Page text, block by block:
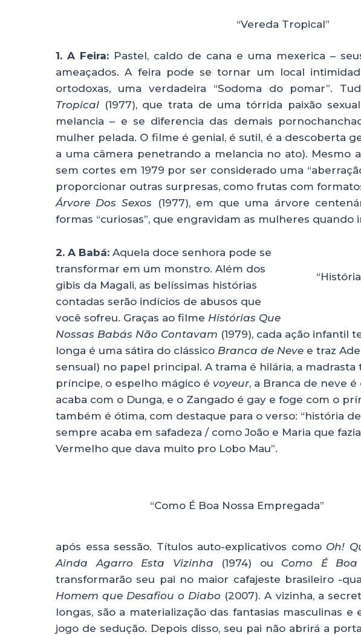
“Vereda Tropical”
1. A Feira: Pastel, caldo de cana e uma mexerica –
ameaçados. A feira pode se tornar um local
ortodoxas, uma verdadeira “Sodoma do pomar”.
Tropical (1977), que trata de uma tórrida paixão
melancia – e se diferencia das demais
mulher pelada. O filme é genial, é sutil, é a descoberta
a uma câmera penetrando a melancia no ato). Mesmo
sem cortes em 1979 por ser considerado uma
proporcionar outras surpresas, como frutas com
Árvore Dos Sexos (1977), em que uma árvore
formas “curiosas”, que engravidam as mulheres quando
2. A Babá: Aquela doce senhora pode se
transformar em um monstro. Além dos
gibis da Magali, as belíssimas histórias
contadas serão indícios de abusos que
você sofreu. Graças ao filme Histórias Que
Nossas Babás Não Contavam (1979), cada ação infantil
longa é uma sátira do clássico Branca de Neve e traz
sensual) no papel principal. A trama é hilária, a
príncipe, o espelho mágico é voyeur, a Branca de neve
acaba com o Dunga, e o Zangado é gay e foge com o
também é ótima, com destaque para o verso: “história
sempre acaba em safadeza / como João e Maria que
Vermelho que dava muito pro Lobo Mau”.
“Como É Boa Nossa Empregada”
após essa sessão. Títulos auto-explicativos como Oh!
Ainda Agarro Esta Vizinha (1974) ou Como É Boa
transformarão seu pai no maior cafajeste brasileiro -
Homem que Desafiou o Diabo (2007). A vizinha, a
longas, são a materialização das fantasias masculinas
jogo de sedução. Depois disso, seu pai não abrirá a